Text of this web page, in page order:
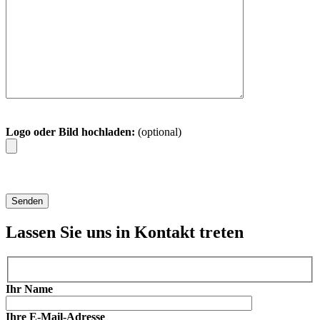
Logo oder Bild hochladen: (optional)
Lassen Sie uns in Kontakt treten
Ihr Name
Ihre E-Mail-Adresse